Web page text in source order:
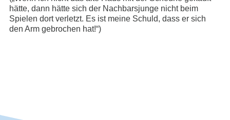
hätte, dann hätte sich der Nachbarsjunge nicht beim
Spielen dort verletzt. Es ist meine Schuld, dass er sich
den Arm gebrochen hat!“)